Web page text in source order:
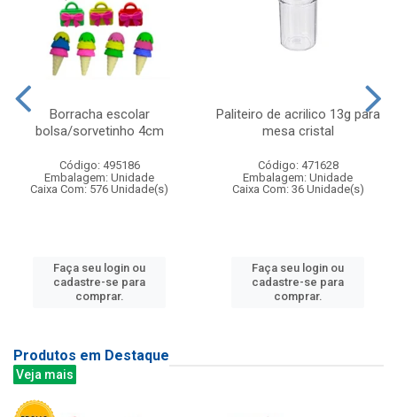
Borracha escolar
bolsa/sorvetinho 4cm
Código: 495186
Embalagem: Unidade
Caixa Com: 576 Unidade(s)
Faça seu login ou
cadastre-se para
comprar.
Paliteiro de acrilico 13g para
mesa cristal
Código: 471628
Embalagem: Unidade
Caixa Com: 36 Unidade(s)
Faça seu login ou
cadastre-se para
comprar.
Produtos em Destaque
Veja mais